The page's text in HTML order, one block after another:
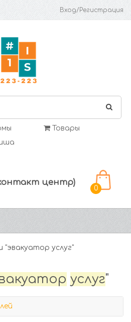
Вход/Регистрация
Товары
(контакт центр)
0
"эвакуатор услуг"
услуг"